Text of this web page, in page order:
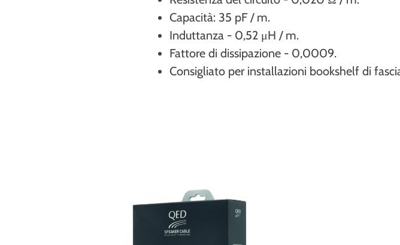
Capacità: 35 pF / m.
Induttanza - 0,52 μH / m.
Fattore di dissipazione - 0,0009.
Consigliato per installazioni bookshelf di